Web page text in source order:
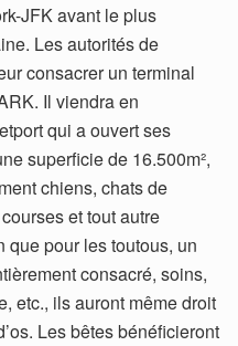
JFK avant le plus
Les autorités de
consacrer un terminal
Il viendra en
qui a ouvert ses
superficie de 16.500m²,
chiens, chats de
et tout autre
pour les toutous, un
consacré, soins,
etc., ils auront même droit
Les bêtes bénéficieront